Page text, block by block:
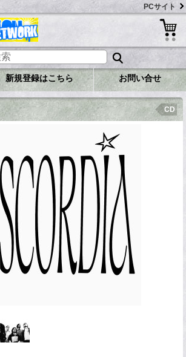
PCサイト
新規登録はこちら お問い合せ
CD